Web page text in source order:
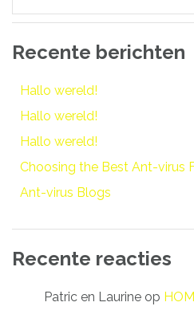
Recente berichten
Hallo wereld!
Hallo wereld!
Hallo wereld!
Choosing the Best Ant-virus
Ant-virus Blogs
Recente reacties
Patric en Laurine op